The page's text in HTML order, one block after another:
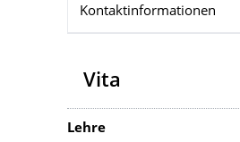
Kontaktinformationen
Vita
Lehre